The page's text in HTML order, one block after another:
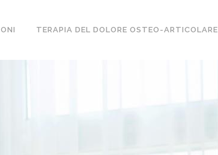
TERAPIA DEL DOLORE OSTEO-ARTICOLARE